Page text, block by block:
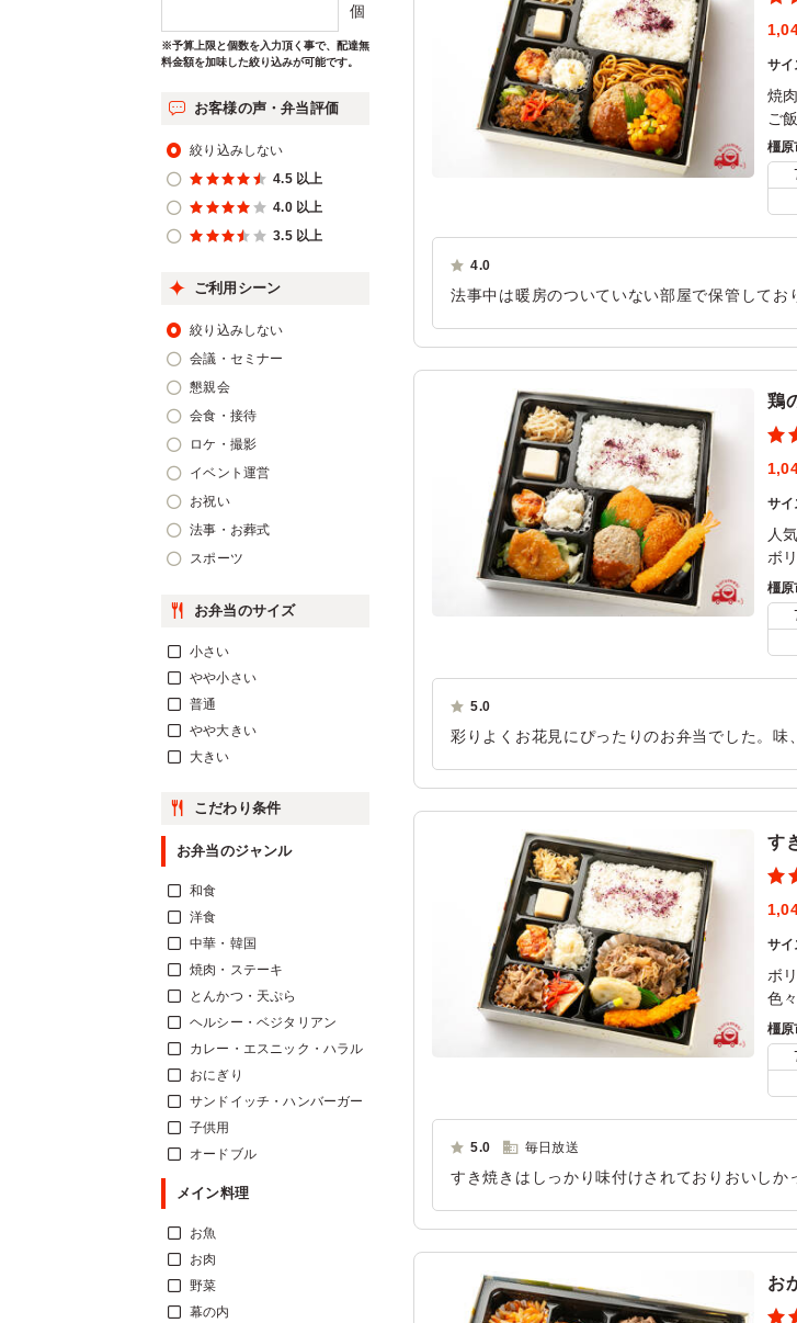
サイ
焼
ご
す
橿原
4.0
法事中は暖房のついていない部屋で保管して
鶏
サイ
人
ボ
橿原
5.0
彩りよくお花見にぴったりのお弁当でした。
いました。
す
サイ
ボ
色
橿原
5.0 毎日放送
すき焼きはしっかり味付けされておりおいし
た。
お
個
※予算上限と個数を入力頂く事で、配達無
料金額を加味した絞り込みが可能です。
お客様の声・弁当評価
絞り込みしない
4.5 以上
4.0 以上
3.5 以上
ご利用シーン
絞り込みしない
会議・セミナー
懇親会
会食・接待
ロケ・撮影
イベント運営
お祝い
法事・お葬式
スポーツ
お弁当のサイズ
小さい
やや小さい
普通
やや大きい
大きい
こだわり条件
お弁当のジャンル
和食
洋食
中華・韓国
焼肉・ステーキ
とんかつ・天ぷら
ヘルシー・ベジタリアン
カレー・エスニック・ハラル
おにぎり
サンドイッチ・ハンバーガー
子供用
オードブル
メイン料理
お魚
お肉
野菜
幕の内